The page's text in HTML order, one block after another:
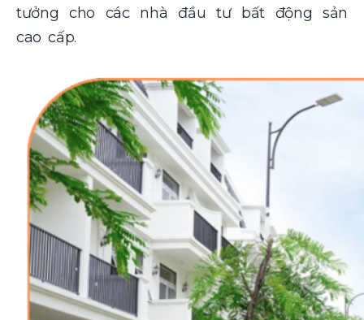
tưởng cho các nhà đầu tư bất động sản
cao cấp.